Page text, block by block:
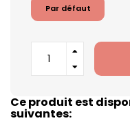
Par défaut
Ce produit est
suivantes: